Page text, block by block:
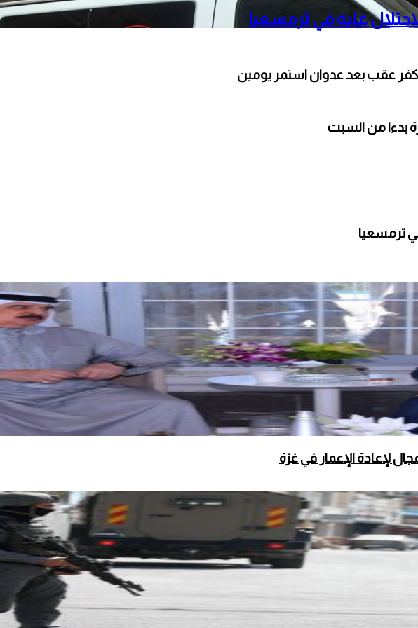
عليه في ترمسعيا
عقب بعد عدوان استمر يومين
بدءا من السبت
ترمسعيا
لإعادة الإعمار في غزة